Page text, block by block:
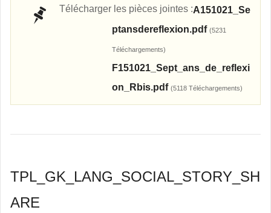
Télécharger les pièces jointes :A151021_Se
ptansdereflexion.pdf (5231
Téléchargements)
F151021_Sept_ans_de_reflexi
on_Rbis.pdf (5118 Téléchargements)
TPL_GK_LANG_SOCIAL_STORY_SH
ARE